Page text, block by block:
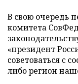
В свою очередь
комитета С
«президент Р
советоваться с
либо регион